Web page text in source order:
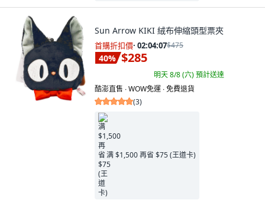
Sun Arrow KIKI 絨布伸縮頭型票夾
首購折扣價· 02:04:05$475
40% $285
明天 8/8 (六)預計送達
酷澎直售 ∙ WOW免運 ∙ 免費退貨
(3)
满 $1,500 再省 $75 (王道卡)